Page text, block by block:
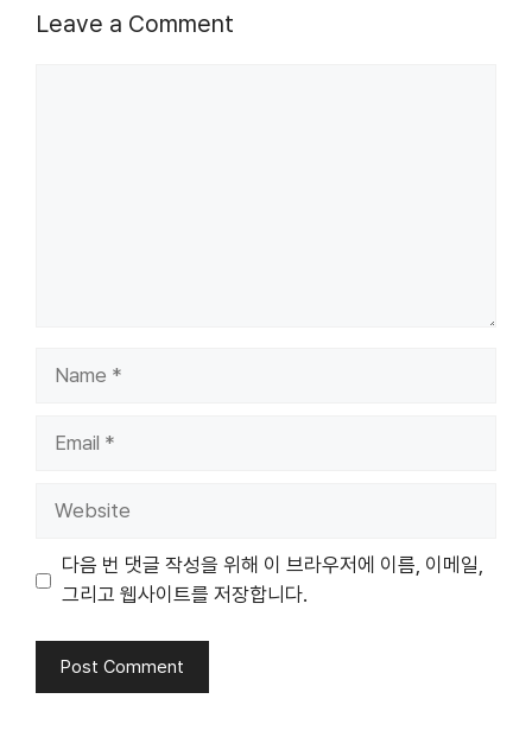
Leave a Comment
다음 번 댓글 작성을 위해 이 브라우저에 이름, 이메일,
그리고 웹사이트를 저장합니다.